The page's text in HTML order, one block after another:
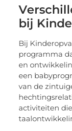
bij
Bij
programma
en
een
van de
activiteiten